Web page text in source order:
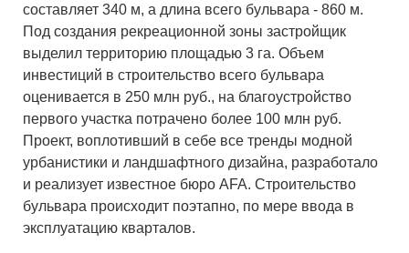
составляет 340 м, а длина всего бульвара - 860 м.
Под создания рекреационной зоны застройщик
выделил территорию площадью 3 га. Объем
инвестиций в строительство всего бульвара
оценивается в 250 млн руб., на благоустройство
первого участка потрачено более 100 млн руб.
Проект, воплотивший в себе все тренды модной
урбанистики и ландшафтного дизайна, разработало
и реализует известное бюро AFA. Строительство
бульвара происходит поэтапно, по мере ввода в
эксплуатацию кварталов.